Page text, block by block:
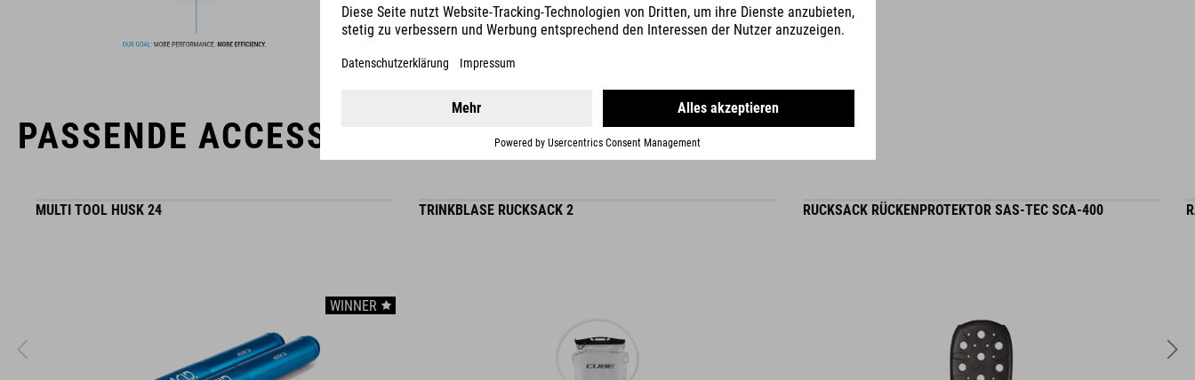
orientieren. Durch die enge Zusammenarbeit der Designer in
der Entwicklung von Accessoires und Bikes, sind die Produkte
perfekt aufeinander abgestimmt und generieren die beste
VOLUMEN
WEITERLESEN
PASSENDE ACCESSOIRES
MULTI TOOL HUSK 24
WINNER
TRINKBLASE RUCKSACK 2 RUCKSACK RÜCKENPROTEKTOR SAS-TEC SCA-400